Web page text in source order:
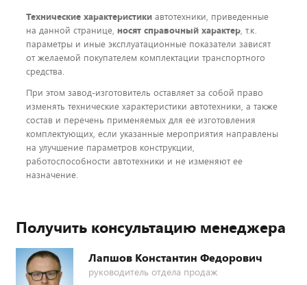
Технические характеристики автотехники, приведенные
на данной странице, носят справочный характер, т.к.
параметры и иные эксплуатационные показатели зависят
от желаемой покупателем комплектации транспортного
средства.
При этом завод-изготовитель оставляет за собой право
изменять технические характеристики автотехники, а также
состав и перечень применяемых для ее изготовления
комплектующих, если указанные мероприятия направлены
на улучшение параметров конструкции,
работоспособности автотехники и не изменяют ее
назначение.
Получить консультацию менеджера
Лапшов Константин Федорович
руководитель отдела продаж